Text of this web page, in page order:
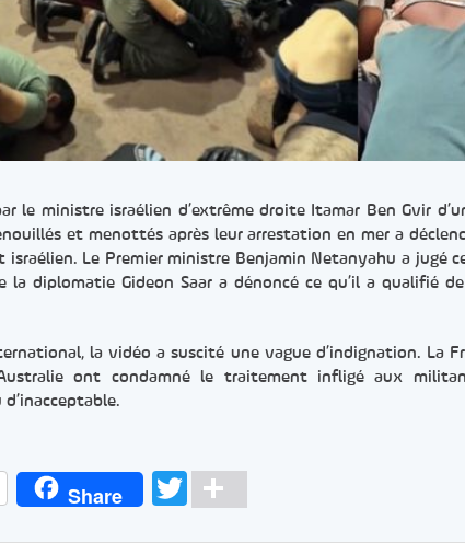
le ministre israélien d’extrême droite Itamar Ben Gvir
et menottés après leur arrestation en mer a
israélien. Le Premier ministre Benjamin Netanyahu a jugé
la diplomatie Gideon Saar a dénoncé ce qu’il a qualifié
la vidéo a suscité une vague d’indignation. La
ont condamné le traitement infligé aux
d’inacceptable.
Share TwitterPartager